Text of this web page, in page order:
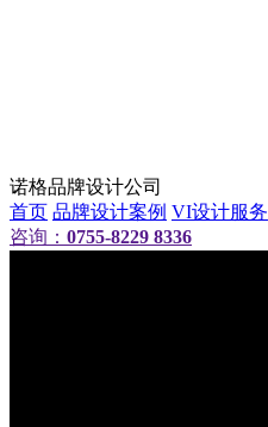
诺格品牌设计公司
首页 品牌设计案例 VI设计服务
咨询： 0755-8229 8336